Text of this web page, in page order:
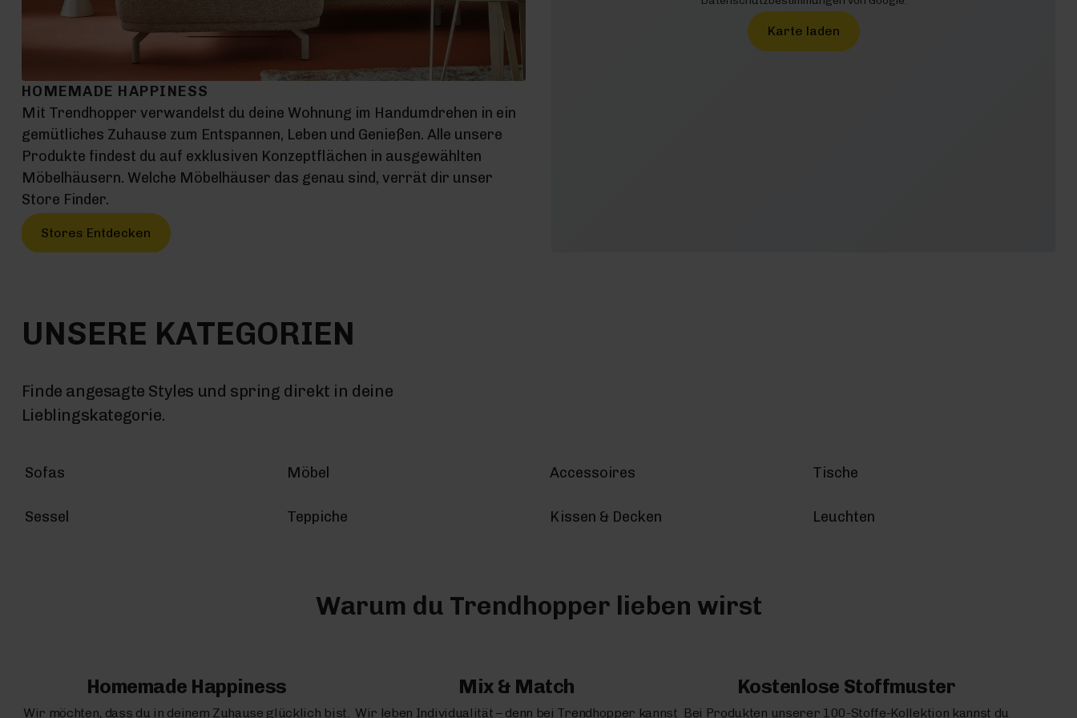
HOMEMADE HAPPINESS
Mit Trendhopper verwandelst du deine Wohnung im Handumdrehen in ein
gemütliches Zuhause zum Entspannen, Leben und Genießen. Alle unsere
Produkte findest du auf exklusiven Konzeptflächen in ausgewählten
Möbelhäusern. Welche Möbelhäuser das genau sind, verrät dir unser
Store Finder.
Stores Entdecken
Karte laden
UNSERE KATEGORIEN
Finde angesagte Styles und spring direkt in deine
Lieblingskategorie.
Sofas Möbel Accessoires Tische
Sessel Teppiche Kissen & Decken Leuchten
Warum du Trendhopper lieben wirst
Homemade Happiness
Wir möchten, dass du in deinem Zuhause glücklich bist.
Mix & Match
Wir leben Individualität – denn bei Trendhopper kannst
Kostenlose Stoffmuster
Bei Produkten unserer 100-Stoffe-Kollektion kannst du